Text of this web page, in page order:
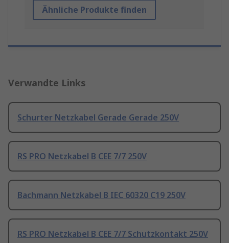
Ähnliche Produkte finden
Verwandte Links
Schurter Netzkabel Gerade Gerade 250V
RS PRO Netzkabel B CEE 7/7 250V
Bachmann Netzkabel B IEC 60320 C19 250V
RS PRO Netzkabel B CEE 7/7 Schutzkontakt 250V